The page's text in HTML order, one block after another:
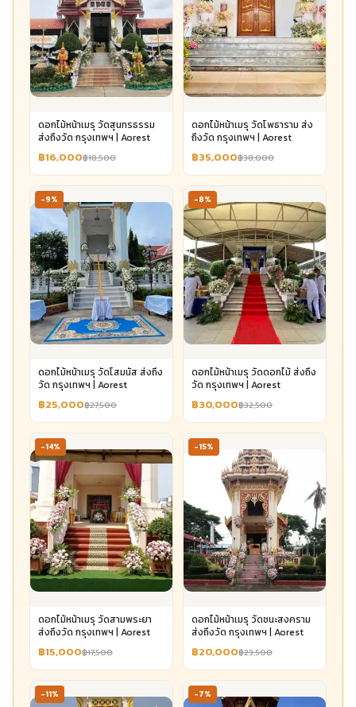
ดอกไม้หน้าเมรุ วัดสุนทรธรรม
ส่งถึงวัด กรุงเทพฯ | Aorest
฿16,000฿18,500
ดอกไม้หน้าเมรุ วัดโพธาราม ส่ง
ถึงวัด กรุงเทพฯ | Aorest
฿35,000฿38,000
-9%
ดอกไม้หน้าเมรุ วัดโสมนัส ส่งถึง
วัด กรุงเทพฯ | Aorest
฿25,000฿27,500
-8%
ดอกไม้หน้าเมรุ วัดดอกไม้ ส่งถึง
วัด กรุงเทพฯ | Aorest
฿30,000฿32,500
-14%
ดอกไม้หน้าเมรุ วัดสามพระยา
ส่งถึงวัด กรุงเทพฯ | Aorest
฿15,000฿17,500
-15%
ดอกไม้หน้าเมรุ วัดชนะสงคราม
ส่งถึงวัด กรุงเทพฯ | Aorest
฿20,000฿23,500
-11% -7%